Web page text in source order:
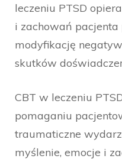
leczeniu PTSD
i zachowań
modyfikację
skutków
CBT w leczeniu
pomaganiu
traumaticzne
myślenie, emocje i